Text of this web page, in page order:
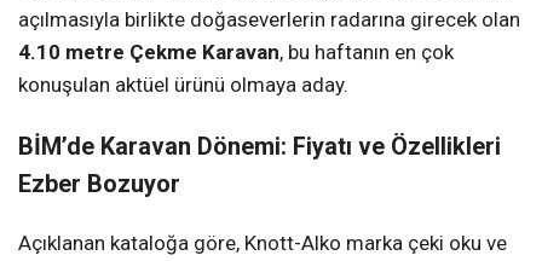
açılmasıyla birlikte doğaseverlerin radarına girecek olan
4.10 metre Çekme Karavan, bu haftanın en çok
konuşulan aktüel ürünü olmaya aday.
BİM’de Karavan Dönemi: Fiyatı ve Özellikleri
Ezber Bozuyor
Açıklanan kataloğa göre, Knott-Alko marka çeki oku ve